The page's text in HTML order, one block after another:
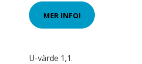
MER INFO!
U-värde 1,1.